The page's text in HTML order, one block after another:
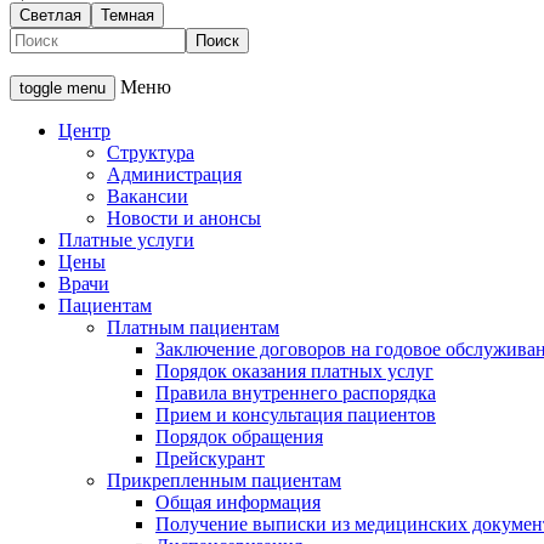
Светлая Темная
toggle menu Меню
Центр
Структура
Администрация
Вакансии
Новости и анонсы
Платные услуги
Цены
Врачи
Пациентам
Платным пациентам
Заключение договоров на годовое
Порядок оказания платных услуг
Правила внутреннего распорядка
Прием и консультация пациентов
Порядок обращения
Прейскурант
Прикрепленным пациентам
Общая информация
Получение выписки из медицинских